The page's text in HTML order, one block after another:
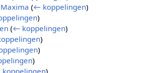
(← koppelingen)
)
(← koppelingen)
)
)
)